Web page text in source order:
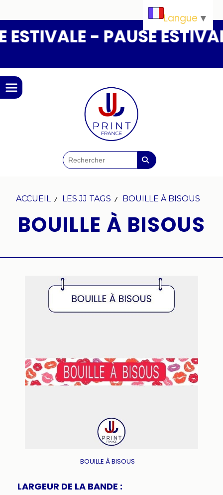
- PAUSE ESTIVALE
ACCUEIL LES JJ TAGS BOUILLE À BISOUS
BOUILLE À BISOUS
BOUILLE À BISOUS
LARGEUR DE LA BANDE :
Langue ▼